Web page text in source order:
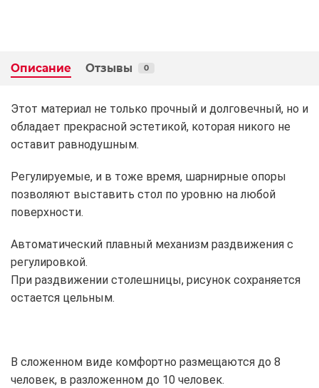
Описание Отзывы 0
Этот материал не только прочный и долговечный, но и
обладает прекрасной эстетикой, которая никого не
оставит равнодушным.
Регулируемые, и в тоже время, шарнирные опоры
позволяют выставить стол по уровню на любой
поверхности.
Автоматический плавный механизм раздвижения с
регулировкой.
При раздвижении столешницы, рисунок сохраняется
остается цельным.
В сложенном виде комфортно размещаются до 8
человек, в разложенном до 10 человек.